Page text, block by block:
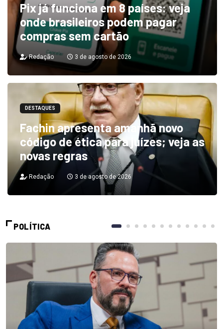
Pix já funciona em 8 países: veja
onde brasileiros podem pagar
compras sem cartão
Redação 3 de agosto de 2026
DESTAQUES
Fachin apresenta amanhã novo
código de ética para juízes; veja as
novas regras
Redação 3 de agosto de 2026
POLÍTICA